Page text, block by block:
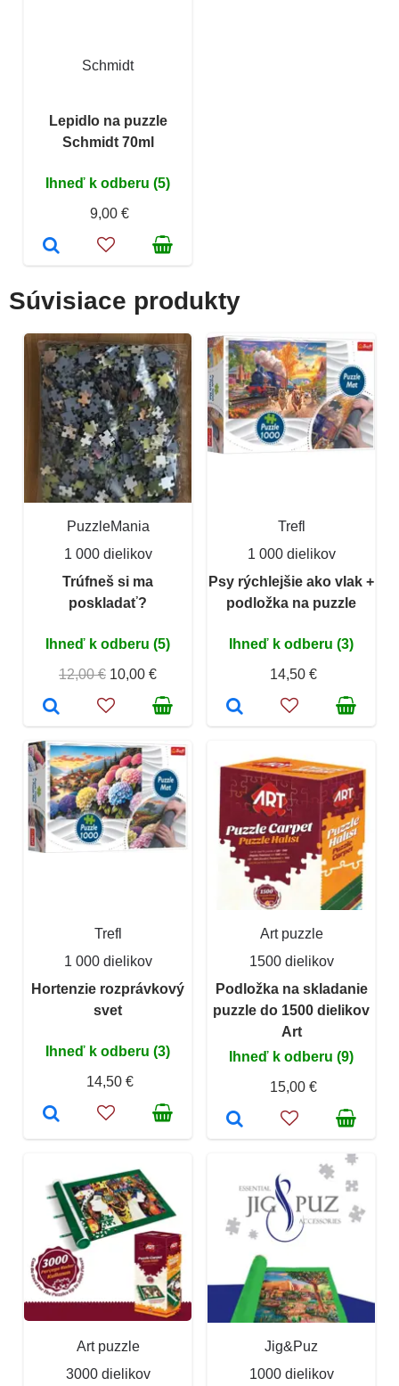
Schmidt
Lepidlo na puzzle
Schmidt 70ml
Ihneď k odberu (5)
9,00 €
Súvisiace produkty
PuzzleMania
1 000 dielikov
Trúfneš si ma
poskladať?
Ihneď k odberu (5)
12,00 € 10,00 €
Trefl
1 000 dielikov
Psy rýchlejšie ako vlak +
podložka na puzzle
Ihneď k odberu (3)
14,50 €
Trefl
1 000 dielikov
Hortenzie rozprávkový
svet
Ihneď k odberu (3)
14,50 €
Art puzzle
1500 dielikov
Podložka na skladanie
puzzle do 1500 dielikov
Art
Ihneď k odberu (9)
15,00 €
Art puzzle
3000 dielikov
Jig&Puz
1000 dielikov